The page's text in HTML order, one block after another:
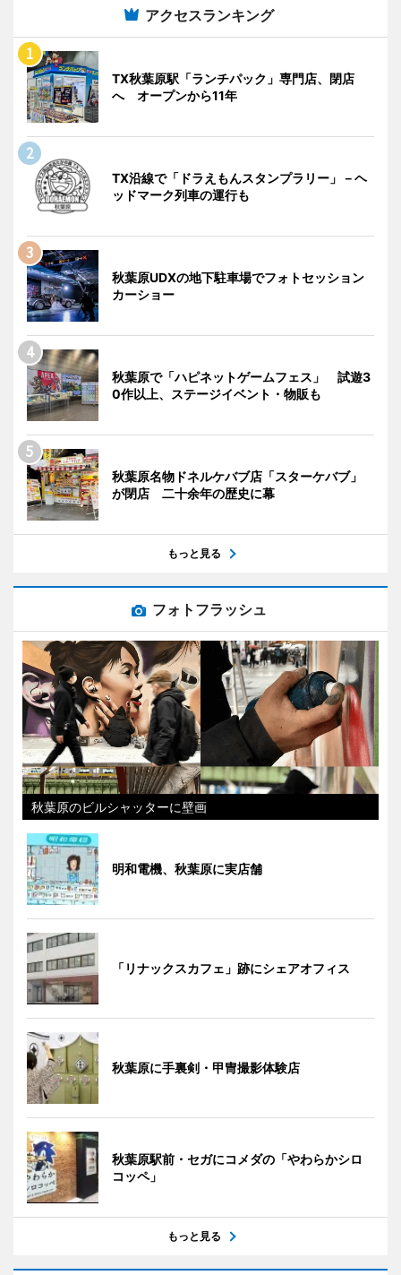
アクセスランキング
TX秋葉原駅「ランチパック」専門店、閉店
へ オープンから11年
TX沿線で「ドラえもんスタンプラリー」－ヘ
ッドマーク列車の運行も
秋葉原UDXの地下駐車場でフォトセッション
カーショー
秋葉原で「ハピネットゲームフェス」 試遊3
0作以上、ステージイベント・物販も
秋葉原名物ドネルケバブ店「スターケバブ」
が閉店 二十余年の歴史に幕
もっと見る
フォトフラッシュ
秋葉原のビルシャッターに壁画
明和電機、秋葉原に実店舗
「リナックスカフェ」跡にシェアオフィス
秋葉原に手裏剣・甲冑撮影体験店
秋葉原駅前・セガにコメダの「やわらかシロ
コッペ」
もっと見る